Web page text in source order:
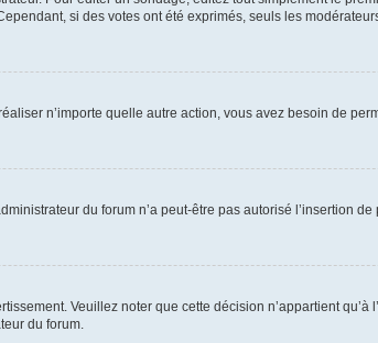
si des votes ont été exprimés, seuls les
n’importe quelle autre action, vous avez besoin de
du forum n’a peut-être pas autorisé l’insertion
Veuillez noter que cette décision n’appartient qu’à
du forum.